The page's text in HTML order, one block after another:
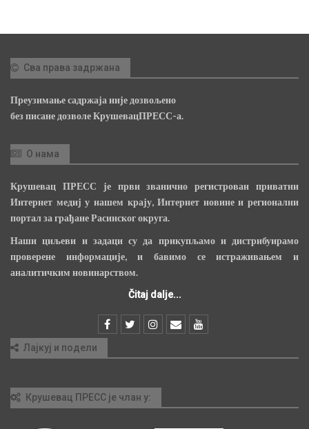
Сва права задржана
Преузимање садржаја није дозвољено
без писане дозволе КрушевацПРЕСС-а.
О нама
Крушевац ПРЕСС је први званично регистрован приватни
Интернет медиј у нашем крају, Интернет новине и регионални
портал за грађане Расинског округа.
Наши циљеви и задаци су да прикупљамо и дистрибуирамо
проверене информације, и бавимо се истраживањем и
аналитичким новинарством.
Čitaj dalje...
Лајкуј и подели
Крушевац ПРЕСС је члан у: